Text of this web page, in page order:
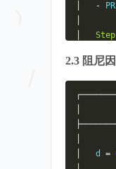
- PR
Step
│
│
迭代
│
2.3 阻尼
   d
=